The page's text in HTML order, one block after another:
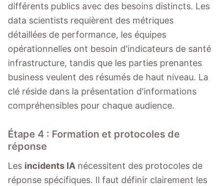
différents publics avec des besoins distincts. Les
data scientists requièrent des métriques
détaillées de performance, les équipes
opérationnelles ont besoin d'indicateurs de santé
infrastructure, tandis que les parties prenantes
business veulent des résumés de haut niveau. La
clé réside dans la présentation d'informations
compréhensibles pour chaque audience.
Étape 4 : Formation et protocoles de
réponse
Les incidents IA nécessitent des protocoles de
réponse spécifiques. Il faut définir clairement les